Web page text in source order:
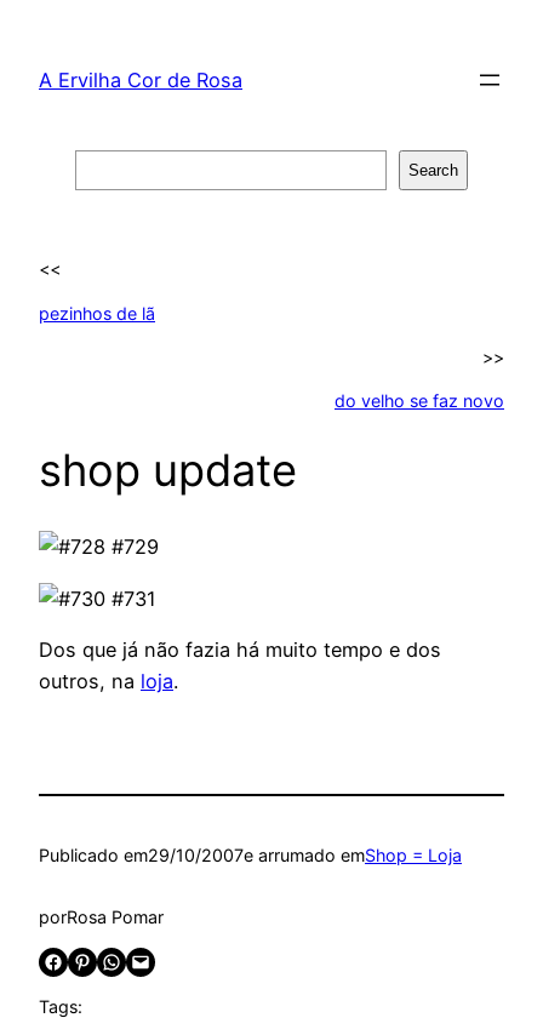
content
A Ervilha Cor de Rosa
Search
<<
pezinhos de lã
>>
do velho se faz novo
shop update
Dos que já não fazia há muito tempo e dos
outros, na loja.
Publicado em29/10/2007e arrumado emShop = Loja
porRosa Pomar
Share on Facebook Share on Pinterest Share on WhatsApp Email this Page
Tags: